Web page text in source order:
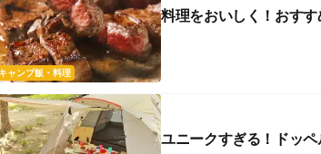
キャンプ飯・料理
料理をおいしく！おす
ユニークすぎる！ドッ